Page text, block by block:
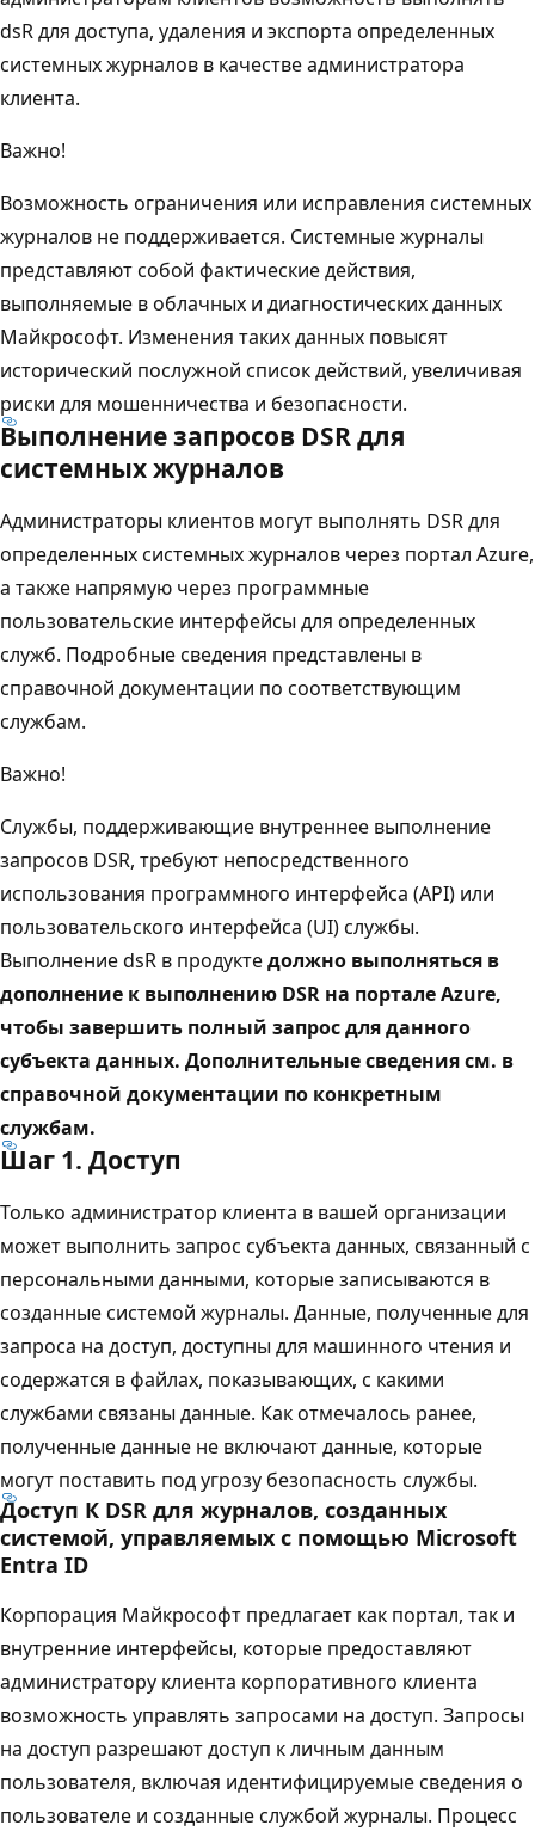
dsR для доступа, удаления и экспорта определенных
системных журналов в качестве администратора
клиента.
Важно!
Возможность ограничения или исправления системных
журналов не поддерживается. Системные журналы
представляют собой фактические действия,
выполняемые в облачных и диагностических данных
Майкрософт. Изменения таких данных повысят
исторический послужной список действий, увеличивая
риски для мошенничества и безопасности.
Выполнение запросов DSR для
системных журналов
Администраторы клиентов могут выполнять DSR для
определенных системных журналов через портал Azure,
а также напрямую через программные
пользовательские интерфейсы для определенных
служб. Подробные сведения представлены в
справочной документации по соответствующим
службам.
Важно!
Службы, поддерживающие внутреннее выполнение
запросов DSR, требуют непосредственного
использования программного интерфейса (API) или
пользовательского интерфейса (UI) службы.
Выполнение dsR в продуктедолжно выполняться в
дополнение к выполнению DSR на портале Azure,
чтобы завершить полный запрос для данного
субъекта данных. Дополнительные сведения см. в
справочной документации по конкретным
службам.
Шаг 1. Доступ
Только администратор клиента в вашей организации
может выполнить запрос субъекта данных, связанный с
персональными данными, которые записываются в
созданные системой журналы. Данные, полученные для
запроса на доступ, доступны для машинного чтения и
содержатся в файлах, показывающих, с какими
службами связаны данные. Как отмечалось ранее,
полученные данные не включают данные, которые
могут поставить под угрозу безопасность службы.
Доступ К DSR для журналов, созданных
системой, управляемых с помощью Microsoft
Entra ID
Корпорация Майкрософт предлагает как портал, так и
внутренние интерфейсы, которые предоставляют
администратору клиента корпоративного клиента
возможность управлять запросами на доступ. Запросы
на доступ разрешают доступ к личным данным
пользователя, включая идентифицируемые сведения о
пользователе и созданные службой журналы. Процесс